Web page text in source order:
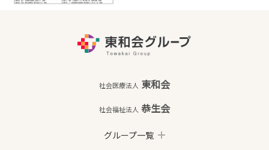
社会医療法人 東和会
社会福祉法人 恭生会
グループ一覧